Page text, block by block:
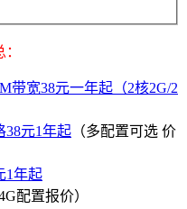
带宽38元一年起（2核2G/2
38元1年起 （多配置可选 价
1年起
配置报价）